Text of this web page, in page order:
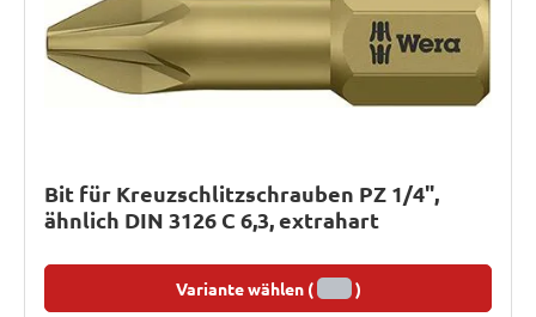
Bit für Kreuzschlitzschrauben PZ 1/4",
ähnlich DIN 3126 C 6,3, extrahart
Variante wählen ( )